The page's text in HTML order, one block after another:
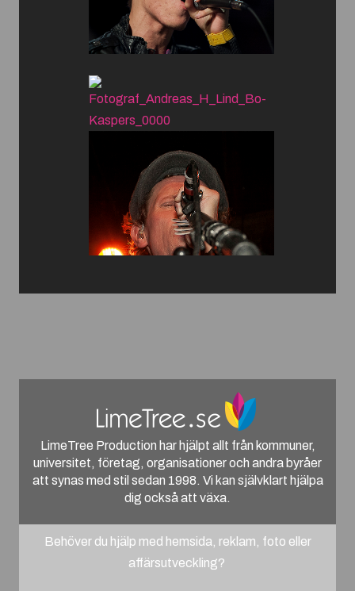
LimeTree Production har hjälpt allt från kommuner,
universitet, företag, organisationer och andra byråer
att synas med stil sedan 1998. Vi kan självklart hjälpa
dig också att växa.
Behöver du hjälp med hemsida, reklam, foto eller
affärsutveckling?